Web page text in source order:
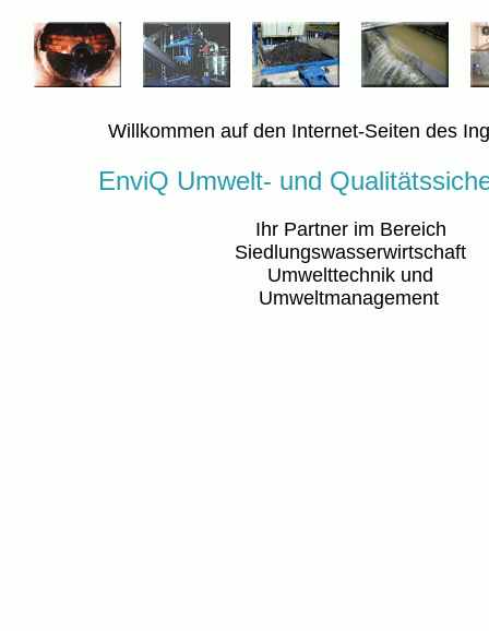
Willkommen auf den Internet-Seiten des
EnviQ Umwelt- und
Ihr Partner im Bereich
Siedlungswasserwirtschaft
Umwelttechnik und
Umweltmanagement